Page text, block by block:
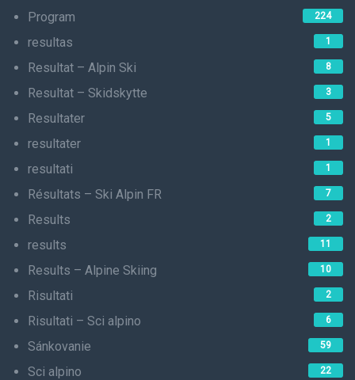
Program 224
resultas 1
Resultat – Alpin Ski 8
Resultat – Skidskytte 3
Resultater 5
resultater 1
resultati 1
Résultats – Ski Alpin FR 7
Results 2
results 11
Results – Alpine Skiing 10
Risultati 2
Risultati – Sci alpino 6
Sánkovanie 59
Sci alpino 22